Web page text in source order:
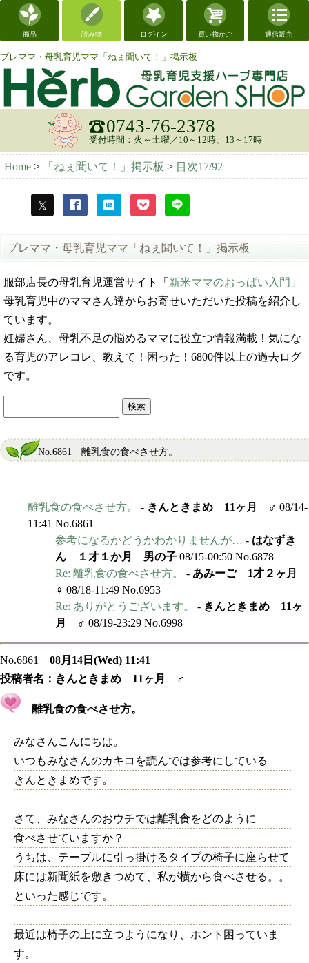
商品 読み物 ログイン 買い物かご 通信販売
プレママ・母乳育児ママ「ねぇ聞いて！」掲示板
0743-76-2378
受付時間：火～土曜／10～12時、13～17時
Home > 「ねぇ聞いて！」掲示板 > 目次17/92
プレママ・母乳育児ママ「ねぇ聞いて！」掲示板
服部店長の母乳育児運営サイト「 新米ママのおっぱい入門 」
母乳育児中のママさん達からお寄せいただいた投稿を紹介し
ています。
妊婦さん、母乳不足の悩めるママに役立つ情報満載！気にな
る育児のアレコレ、教えて！困った！6800件以上の過去ログ
です。
No.6861 離乳食の食べさせ方。
離乳食の食べさせ方。 - きんときまめ 11ヶ月 ♂ 08/14-
11:41 No.6861
参考になるかどうかわかりませんが… - はなずき
ん １才１か月 男の子 08/15-00:50 No.6878
Re: 離乳食の食べさせ方。
- あみーご 1才２ヶ月
♀ 08/18-11:49 No.6953
Re: ありがとうございます。
- きんときまめ 11ヶ
月 ♂ 08/19-23:29 No.6998
No.6861
08月14日(Wed) 11:41
投稿者名： きんときまめ 11ヶ月 ♂
離乳食の食べさせ方。
みなさんこんにちは。
いつもみなさんのカキコを読んでは参考にしている
きんときまめです。
さて、みなさんのおウチでは離乳食をどのように
食べさせていますか？
うちは、テーブルに引っ掛けるタイプの椅子に座らせて
床には新聞紙を敷きつめて、私が横から食べさせる。。
といった感じです。
最近は椅子の上に立つようになり、ホント困っていま
す。